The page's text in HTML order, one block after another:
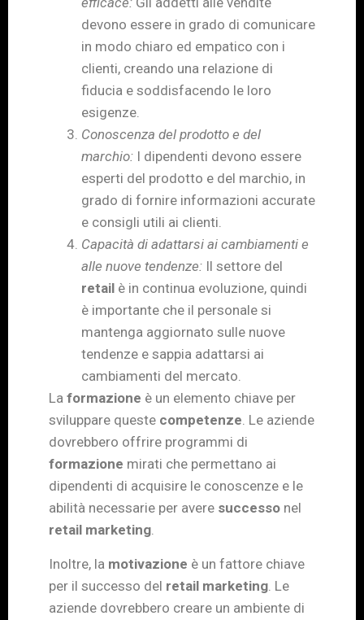
devono essere in grado di comunicare
in modo chiaro ed empatico con i
clienti, creando una relazione di
fiducia e soddisfacendo le loro
esigenze.
Conoscenza del prodotto e del
marchio: I dipendenti devono essere
esperti del prodotto e del marchio, in
grado di fornire informazioni accurate
e consigli utili ai clienti.
Capacità di adattarsi ai cambiamenti e
alle nuove tendenze: Il settore del
retail è in continua evoluzione, quindi
è importante che il personale si
mantenga aggiornato sulle nuove
tendenze e sappia adattarsi ai
cambiamenti del mercato.
La formazione è un elemento chiave per
sviluppare queste competenze. Le aziende
dovrebbero offrire programmi di
formazione mirati che permettano ai
dipendenti di acquisire le conoscenze e le
abilità necessarie per avere successo nel
retail marketing.
Inoltre, la motivazione è un fattore chiave
per il successo del retail marketing . Le
aziende dovrebbero creare un ambiente di